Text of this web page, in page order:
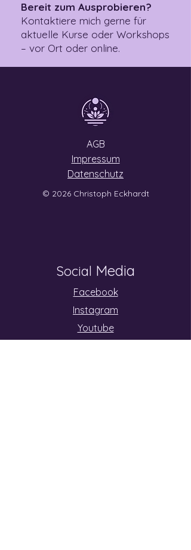
Bereit zum Ausprobieren?
Kontaktiere mich gerne für
aktuelle Kurse oder Workshops
– vor Ort oder online.
AGB
Impressum
Datenschutz
© 2026 Christoph Eckhardt
Social Media
Facebook
Instagram
Youtube